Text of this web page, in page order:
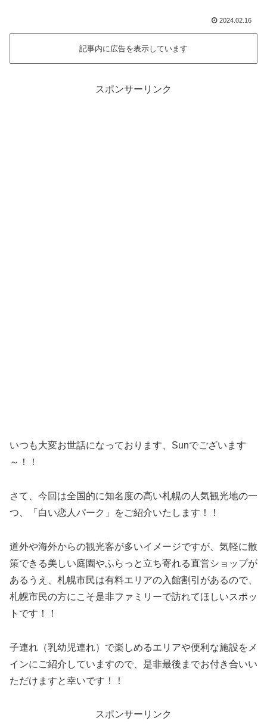
2024.02.16
記事内に広告を表示しています
スポンサーリンク
いつも大変お世話になっております、Sunでございます
～！！
さて、今回は全国的に知名度の高い札幌の人気観光地の一
つ、「白い恋人パーク」をご紹介いたします！！
道外や海外からの観光客が多いイメージですが、気軽に散
策できる美しい庭園やふらっと立ち寄れる直営ショップが
あるうえ、札幌市民は有料エリアの入館割引があるので、
札幌市民の方にこそ是非ファミリーで訪れてほしいスポッ
トです！！
子連れ（乳幼児連れ）で楽しめるエリアや便利な施設をメ
インにご紹介していますので、是非最後までお付き合いい
ただけますと幸いです！！
スポンサーリンク